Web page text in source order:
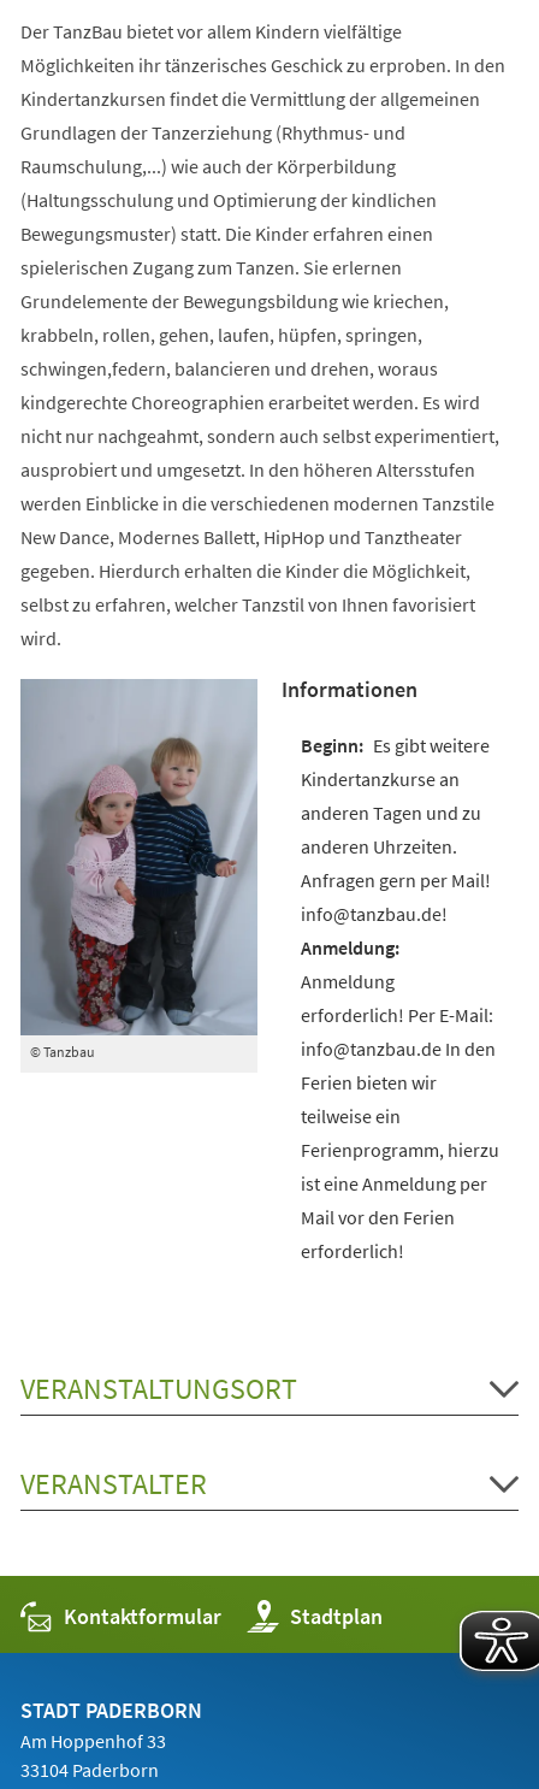
Der TanzBau bietet vor allem Kindern vielfältige
Möglichkeiten ihr tänzerisches Geschick zu erproben. In den
Kindertanzkursen findet die Vermittlung der allgemeinen
Grundlagen der Tanzerziehung (Rhythmus- und
Raumschulung,...) wie auch der Körperbildung
(Haltungsschulung und Optimierung der kindlichen
Bewegungsmuster) statt. Die Kinder erfahren einen
spielerischen Zugang zum Tanzen. Sie erlernen
Grundelemente der Bewegungsbildung wie kriechen,
krabbeln, rollen, gehen, laufen, hüpfen, springen,
schwingen,federn, balancieren und drehen, woraus
kindgerechte Choreographien erarbeitet werden. Es wird
nicht nur nachgeahmt, sondern auch selbst experimentiert,
ausprobiert und umgesetzt. In den höheren Altersstufen
werden Einblicke in die verschiedenen modernen Tanzstile
New Dance, Modernes Ballett, HipHop und Tanztheater
gegeben. Hierdurch erhalten die Kinder die Möglichkeit,
selbst zu erfahren, welcher Tanzstil von Ihnen favorisiert
wird.
© Tanzbau
Informationen
Es gibt weitere
Kindertanzkurse an
anderen Tagen und zu
anderen Uhrzeiten.
Anfragen gern per Mail!
info@tanzbau.de!
Anmeldung
erforderlich! Per E-Mail:
info@tanzbau.de In den
Ferien bieten wir
teilweise ein
Ferienprogramm, hierzu
ist eine Anmeldung per
Mail vor den Ferien
erforderlich!
VERANSTALTUNGSORT
VERANSTALTER
Kontaktformular Stadtplan
(Öffnet
in
einem
STADT PADERBORN
Am Hoppenhof 33
33104 Paderborn